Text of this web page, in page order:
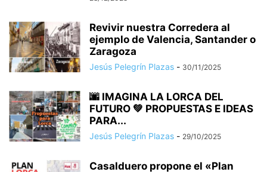
Revivir nuestra Corredera al
ejemplo de Valencia, Santander o
Zaragoza
Jesús Pelegrín Plazas - 30/11/2025
🌆 IMAGINA LA LORCA DEL
FUTURO 💚 PROPUESTAS E IDEAS
PARA...
Jesús Pelegrín Plazas - 29/10/2025
Casalduero propone el «Plan